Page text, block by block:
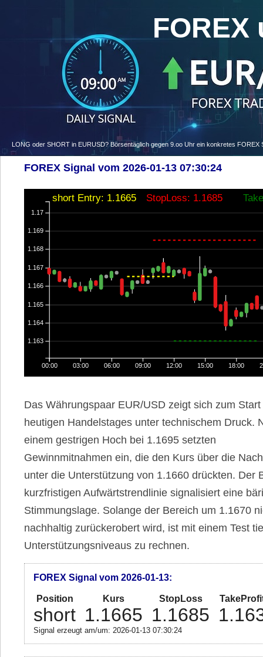
FOREX
LONG oder SHORT in EURUSD? Börsentäglich gegen 9.oo Uhr ein konkretes
FOREX Signal vom 2026-01-13 07:30:24
00:00 03:00 06:00 09:00 12:00 15:00 18:00
1.163
1.164
1.165
1.166
1.167
1.168
1.169
1.17
short Entry: 1.1665 StopLoss: 1.1685
Das Währungspaar EUR/USD zeigt sich zum Start
heutigen Handelstages unter technischem Druck.
einem gestrigen Hoch bei 1.1695 setzten
Gewinnmitnahmen ein, die den Kurs über die
unter die Unterstützung von 1.1660 drückten. Der
kurzfristigen Aufwärtstrendlinie signalisiert eine
Stimmungslage. Solange der Bereich um 1.1670
nachhaltig zurückerobert wird, ist mit einem Test
Unterstützungsniveaus zu rechnen.
FOREX Signal vom 2026-01-13:
Position Kurs StopLoss
short 1.1665 1.1685
Signal erzeugt am/um: 2026-01-13 07:30:24